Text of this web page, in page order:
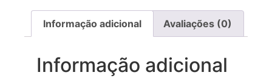
Informação adicional Avaliações (0)
Informação adicional